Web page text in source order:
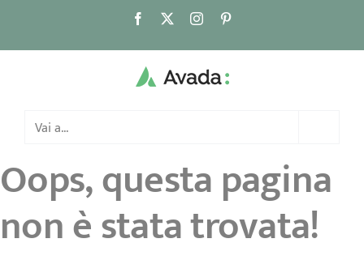
contenuto
Facebook Instagram
Vai a...
Oops, questa pagina
non è stata trovata!